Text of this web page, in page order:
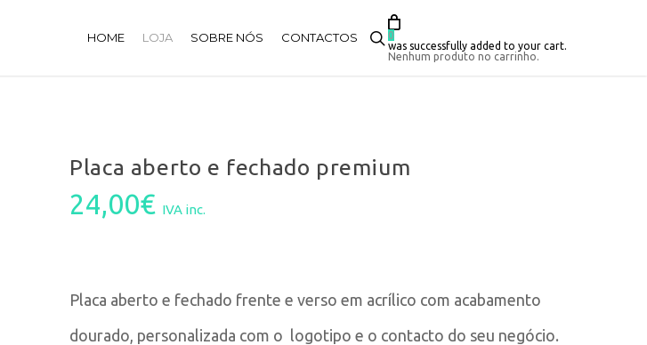
HOME LOJA SOBRE NÓS CONTACTOS search
0
was successfully added to your cart.
Nenhum produto no carrinho.
Placa aberto e fechado premium
24,00€ IVA inc.
Placa aberto e fechado frente e verso em acrílico com acabamento
dourado, personalizada com o logotipo e o contacto do seu negócio.